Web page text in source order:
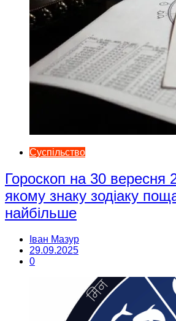
Суспільство
Гороскоп на 30 вересня
якому знаку зодіаку
найбільше
Іван Мазур
29.09.2025
0